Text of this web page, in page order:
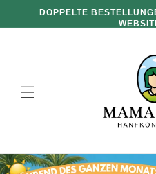
und zum
100 G GRATIS PRO